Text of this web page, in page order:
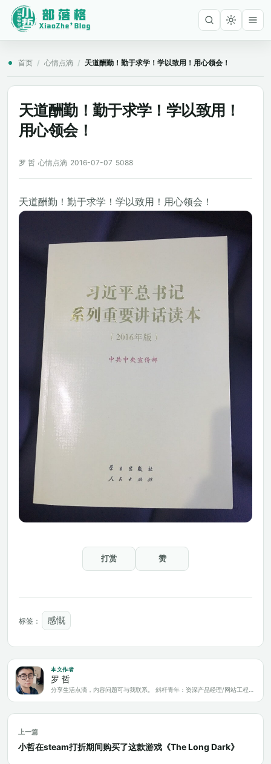
首页 / 心情点滴 / 天道酬勤！勤于求学！学以致用！用心领会！
天道酬勤！勤于求学！学以致用！
用心领会！
罗 哲 心情点滴 2016-07-07 5088
天道酬勤！勤于求学！学以致用！用心领会！
打赏 赞
标签： 感慨
本文作者
罗 哲
上一篇
小哲在steam打折期间购买了这款游戏《The Long Dark》